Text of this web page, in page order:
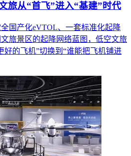
旅从“首飞”进入“基建”时代
国产化eVTOL、一套标准化起降
旅景区的起降网络蓝图，低空文旅
好的飞机”切换到“谁能把飞机铺进